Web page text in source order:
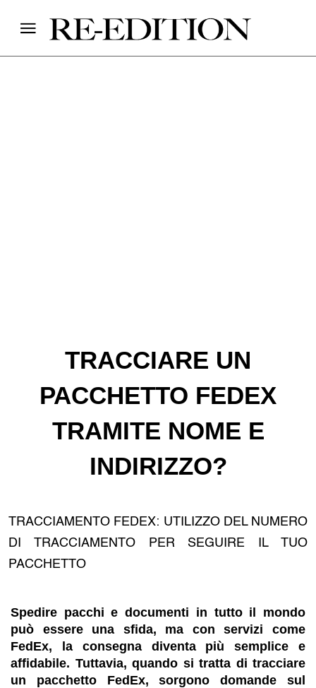
TRACCIARE UN
PACCHETTO FEDEX
TRAMITE NOME E
INDIRIZZO?
TRACCIAMENTO FEDEX: UTILIZZO DEL NUMERO
DI TRACCIAMENTO PER SEGUIRE IL TUO
PACCHETTO
Spedire pacchi e documenti in tutto il mondo
può essere una sfida, ma con servizi come
FedEx, la consegna diventa più semplice e
affidabile. Tuttavia, quando si tratta di tracciare
un pacchetto FedEx, sorgono domande sul